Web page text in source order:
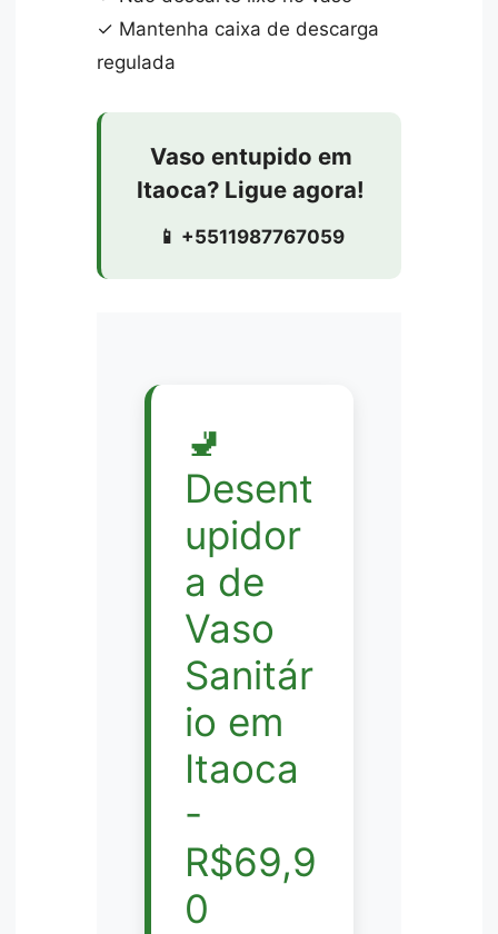
✓ Mantenha caixa de descarga
regulada
Vaso entupido em
Itaoca? Ligue agora!
📱 +5511987767059
🚽
Desent
upidor
a de
Vaso
Sanitár
io em
Itaoca
-
R$69,9
0